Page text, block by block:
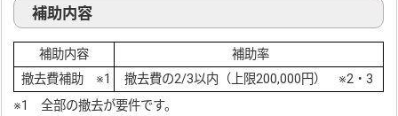
補助内容
補助内容
補助率
撤去費補助 ※1
撤去費の2/3以内（上限200,000円） ※2・3
※1 全部の撤去が要件です。